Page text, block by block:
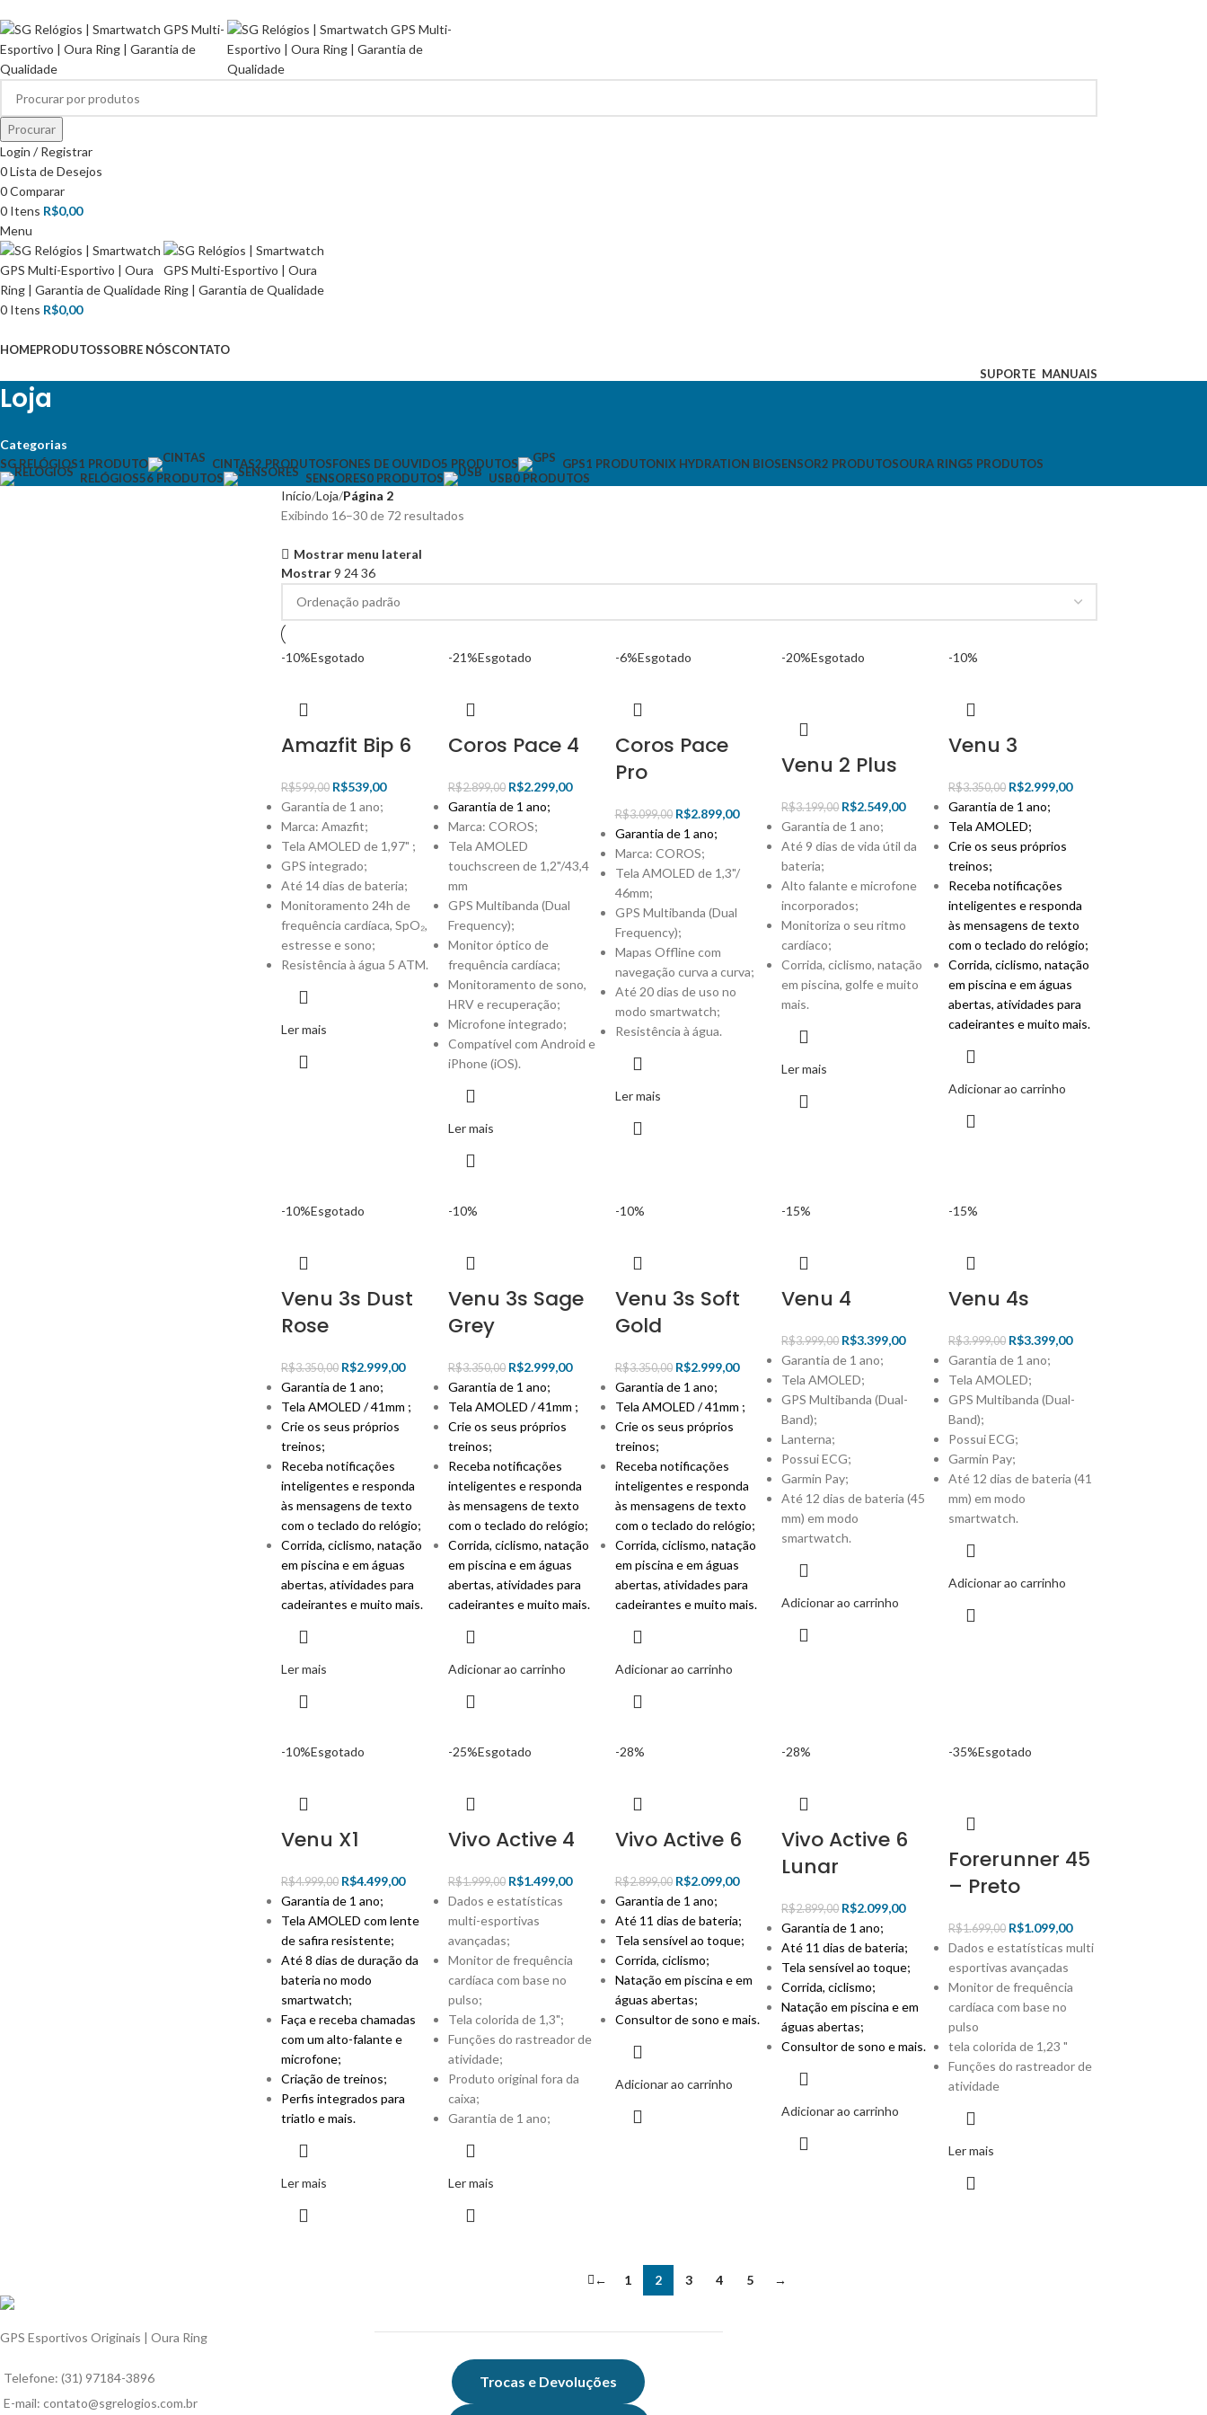
Procurar
Login / Registrar
0Lista de Desejos
0Comparar
0 Itens R$0,00
Menu
0 Itens R$0,00
HOMEPRODUTOSSOBRE NÓSCONTATO
SUPORTE MANUAIS
Loja
Categorias
SG RELÓGIOS1 PRODUTO CINTAS2 PRODUTOSFONES DE OUVIDO5 PRODUTOS GPS1 PRODUTONIX HYDRATION BIOSENSOR2 PRODUTOSOURA RING5 PRODUTOS
RELÓGIOS56 PRODUTOS SENSORES0 PRODUTOS USB0 PRODUTOS
Início Loja Página 2
Exibindo 16–30 de 72 resultados
Mostrar menu lateral
Mostrar9 2436
-10%Esgotado
Amazfit Bip 6
R$599,00 R$539,00
Garantia de 1 ano;
Marca: Amazfit;
Tela AMOLED de 1,97" ;
GPS integrado;
Até 14 dias de bateria;
Monitoramento 24h de
frequência cardíaca, SpO₂,
estresse e sono;
Resistência à água 5 ATM.
Ler mais
-21%Esgotado
Coros Pace 4
R$2.899,00 R$2.299,00
Garantia de 1 ano;
Marca: COROS;
Tela AMOLED
touchscreen de 1,2"/43,4
mm
GPS Multibanda (Dual
Frequency);
Monitor óptico de
frequência cardíaca;
Monitoramento de sono,
HRV e recuperação;
Microfone integrado;
Compatível com Android e
iPhone (iOS).
Ler mais
-6%Esgotado
Coros Pace
Pro
R$3.099,00 R$2.899,00
Garantia de 1 ano;
Marca: COROS;
Tela AMOLED de 1,3"/
46mm;
GPS Multibanda (Dual
Frequency);
Mapas Offline com
navegação curva a curva;
Até 20 dias de uso no
modo smartwatch;
Resistência à água.
Ler mais
-20%Esgotado
Venu 2 Plus
R$3.199,00 R$2.549,00
Garantia de 1 ano;
Até 9 dias de vida útil da
bateria;
Alto falante e microfone
incorporados;
Monitoriza o seu ritmo
cardíaco;
Corrida, ciclismo, natação
em piscina, golfe e muito
mais.
Ler mais
-10%
Venu 3
R$3.350,00 R$2.999,00
Garantia de 1 ano;
Tela AMOLED;
Crie os seus próprios
treinos;
Receba notificações
inteligentes e responda
às mensagens de texto
com o teclado do relógio;
Corrida, ciclismo, natação
em piscina e em águas
abertas, atividades para
cadeirantes e muito mais.
Adicionar ao carrinho
-10%Esgotado
Venu 3s Dust
Rose
R$3.350,00 R$2.999,00
Garantia de 1 ano;
Tela AMOLED / 41mm ;
Crie os seus próprios
treinos;
Receba notificações
inteligentes e responda
às mensagens de texto
com o teclado do relógio;
Corrida, ciclismo, natação
em piscina e em águas
abertas, atividades para
cadeirantes e muito mais.
Ler mais
-10%
Venu 3s Sage
Grey
R$3.350,00 R$2.999,00
Garantia de 1 ano;
Tela AMOLED / 41mm ;
Crie os seus próprios
treinos;
Receba notificações
inteligentes e responda
às mensagens de texto
com o teclado do relógio;
Corrida, ciclismo, natação
em piscina e em águas
abertas, atividades para
cadeirantes e muito mais.
Adicionar ao carrinho
-10%
Venu 3s Soft
Gold
R$3.350,00 R$2.999,00
Garantia de 1 ano;
Tela AMOLED / 41mm ;
Crie os seus próprios
treinos;
Receba notificações
inteligentes e responda
às mensagens de texto
com o teclado do relógio;
Corrida, ciclismo, natação
em piscina e em águas
abertas, atividades para
cadeirantes e muito mais.
Adicionar ao carrinho
-15%
Venu 4
R$3.999,00 R$3.399,00
Garantia de 1 ano;
Tela AMOLED;
GPS Multibanda (Dual-
Band);
Lanterna;
Possui ECG;
Garmin Pay;
Até 12 dias de bateria (45
mm) em modo
smartwatch.
Adicionar ao carrinho
-15%
Venu 4s
R$3.999,00 R$3.399,00
Garantia de 1 ano;
Tela AMOLED;
GPS Multibanda (Dual-
Band);
Possui ECG;
Garmin Pay;
Até 12 dias de bateria (41
mm) em modo
smartwatch.
Adicionar ao carrinho
-10%Esgotado
Venu X1
R$4.999,00 R$4.499,00
Garantia de 1 ano;
Tela AMOLED com lente
de safira resistente;
Até 8 dias de duração da
bateria no modo
smartwatch;
Faça e receba chamadas
com um alto-falante e
microfone;
Criação de treinos;
Perfis integrados para
triatlo e mais.
Ler mais
-25%Esgotado
Vivo Active 4
R$1.999,00 R$1.499,00
Dados e estatísticas
multi-esportivas
avançadas;
Monitor de frequência
cardíaca com base no
pulso;
Tela colorida de 1,3";
Funções do rastreador de
atividade;
Produto original fora da
caixa;
Garantia de 1 ano;
Ler mais
-28%
Vivo Active 6
R$2.899,00 R$2.099,00
Garantia de 1 ano;
Até 11 dias de bateria;
Tela sensível ao toque;
Corrida, ciclismo;
Natação em piscina e em
águas abertas;
Consultor de sono e mais.
Adicionar ao carrinho
-28%
Vivo Active 6
Lunar
R$2.899,00 R$2.099,00
Garantia de 1 ano;
Até 11 dias de bateria;
Tela sensível ao toque;
Corrida, ciclismo;
Natação em piscina e em
águas abertas;
Consultor de sono e mais.
Adicionar ao carrinho
-35%Esgotado
Forerunner 45
– Preto
R$1.699,00 R$1.099,00
Dados e estatísticas multi
esportivas avançadas
Monitor de frequência
cardíaca com base no
pulso
tela colorida de 1,23 "
Funções do rastreador de
atividade
Ler mais
← 1 2 3 4 5 →
GPS Esportivos Originais | Oura Ring
Telefone: (31) 97184-3896
E-mail: contato@sgrelogios.com.br
Trocas e Devoluções